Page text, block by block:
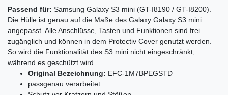
Passend für: Samsung Galaxy S3 mini (GT-I8190 / GT-I8200).
Die Hülle ist genau auf die Maße des Galaxy Galaxy S3 mini
angepasst. Alle Anschlüsse, Tasten und Funktionen sind frei
zugänglich und können in dem Protectiv Cover genutzt werden.
So wird die Funktionalität des S3 mini nicht eingeschränkt,
während es geschützt wird.
Original Bezeichnung: EFC-1M7BPEGSTD
passgenau verarbeitet